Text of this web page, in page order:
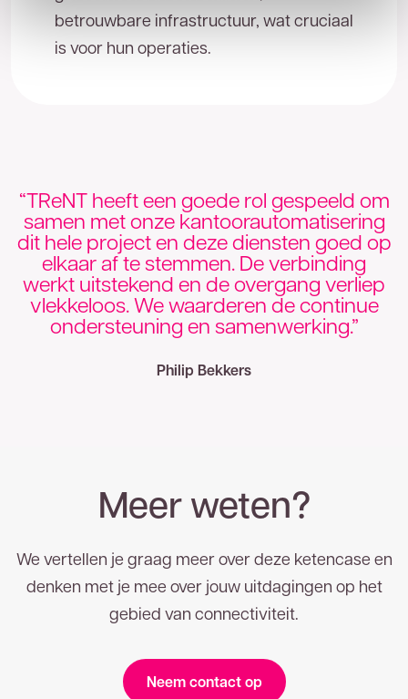
betrouwbare infrastructuur, wat cruciaal
is voor hun operaties.
“TReNT heeft een goede rol gespeeld om
samen met onze kantoorautomatisering
dit hele project en deze diensten goed op
elkaar af te stemmen. De verbinding
werkt uitstekend en de overgang verliep
vlekkeloos. We waarderen de continue
ondersteuning en samenwerking.”
Philip Bekkers
Meer weten?
We vertellen je graag meer over deze ketencase en
denken met je mee over jouw uitdagingen op het
gebied van connectiviteit.
Neem contact op